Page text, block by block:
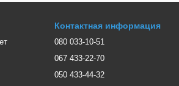
Контактная информация
080 033-10-51
067 433-22-70
050 433-44-32